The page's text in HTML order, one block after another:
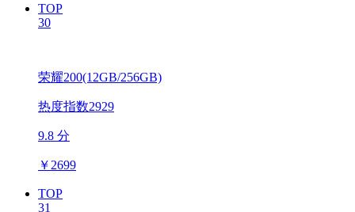
TOP
30
荣耀200(12GB/256GB)
热度指数2929
9.8 分
￥ 2699
TOP
31